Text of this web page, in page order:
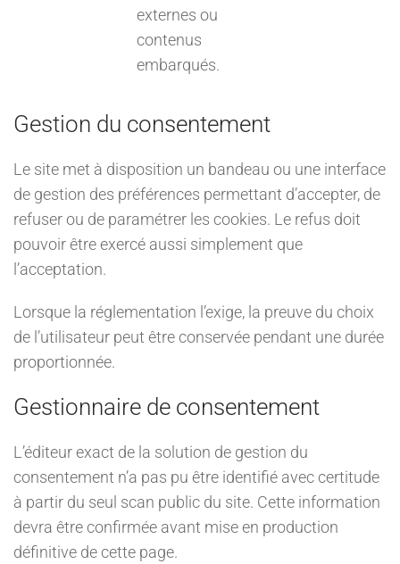
externes ou
contenus
embarqués.
Gestion du consentement
Le site met à disposition un bandeau ou une interface
de gestion des préférences permettant d’accepter, de
refuser ou de paramétrer les cookies. Le refus doit
pouvoir être exercé aussi simplement que
l’acceptation.
Lorsque la réglementation l’exige, la preuve du choix
de l’utilisateur peut être conservée pendant une durée
proportionnée.
Gestionnaire de consentement
L’éditeur exact de la solution de gestion du
consentement n’a pas pu être identifié avec certitude
à partir du seul scan public du site. Cette information
devra être confirmée avant mise en production
définitive de cette page.